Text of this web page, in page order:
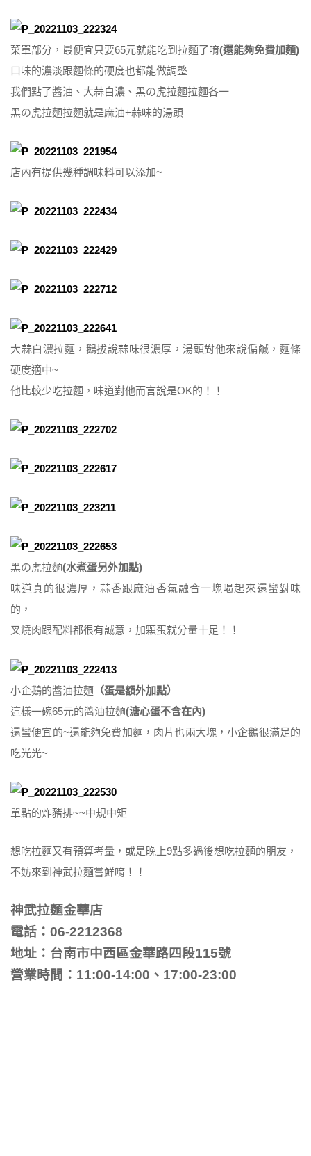
菜單部分，最便宜只要65元就能吃到拉麵了唷(還能夠免費加麵)
口味的濃淡跟麵條的硬度也都能做調整
我們點了醬油、大蒜白濃、黑の虎拉麵拉麵各一
黑の虎拉麵拉麵就是麻油+蒜味的湯頭
店內有提供幾種調味料可以添加~
大蒜白濃拉麵，鵝拔說蒜味很濃厚，湯頭對他來說偏鹹，麵條
硬度適中~
他比較少吃拉麵，味道對他而言說是OK的！！
黑の虎拉麵(水煮蛋另外加點)
味道真的很濃厚，蒜香跟麻油香氣融合一塊喝起來還蠻對味
的，
叉燒肉跟配料都很有誠意，加顆蛋就分量十足！！
小企鵝的醬油拉麵 （蛋是額外加點）
這樣一碗65元的醬油拉麵(溏心蛋不含在內)
還蠻便宜的~還能夠免費加麵，肉片也兩大塊，小企鵝很滿足的
吃光光~
單點的炸豬排~~中規中矩
想吃拉麵又有預算考量，或是晚上9點多過後想吃拉麵的朋友，
不妨來到神武拉麵嘗鮮唷！！
神武拉麵金華店
電話：06-2212368
地址：台南市中西區金華路四段115號
營業時間：11:00-14:00、17:00-23:00